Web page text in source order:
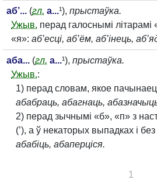
аб’... (гл. а...¹), прыстаўка.
Ужыв. перад галоснымі літарамі
«я»: аб’есці, аб’ём, аб’інець,
аба... (гл. а...¹), прыстаўка.
Ужыв.:
1) перад словам, якое
абабраць, абагнаць,
2) перад зычнымі «б», «п» з
(’), а ў некаторых выпадках і без
абабіць, абаперціся.
1